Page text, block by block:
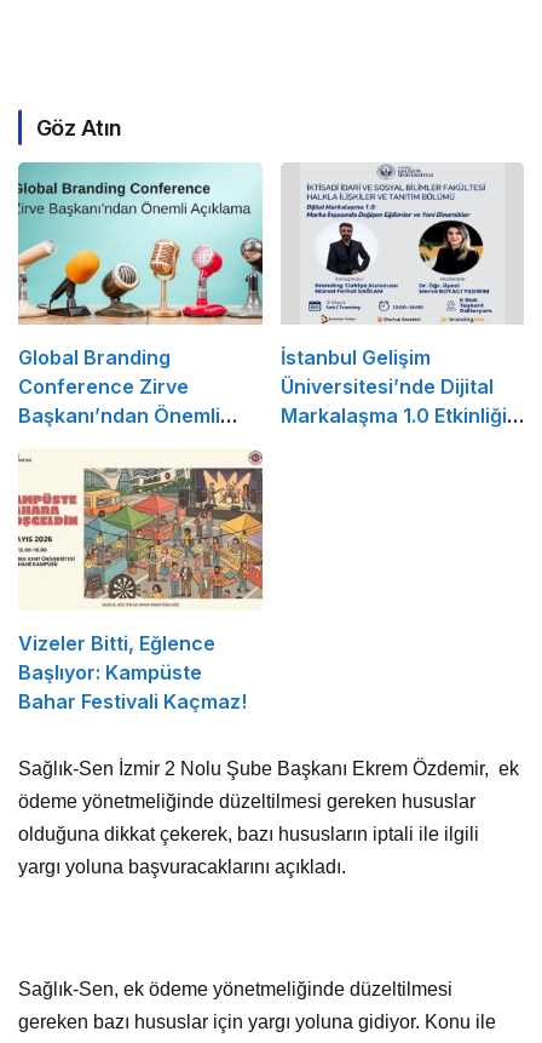
Göz Atın
Global Branding
Conference Zirve
Başkanı’ndan Önemli
Açıklama
İstanbul Gelişim
Üniversitesi’nde Dijital
Markalaşma 1.0 Etkinliği
Vizeler Bitti, Eğlence
Başlıyor: Kampüste
Bahar Festivali Kaçmaz!
Sağlık-Sen İzmir 2 Nolu Şube Başkanı Ekrem Özdemir, ek
ödeme yönetmeliğinde düzeltilmesi gereken hususlar
olduğuna dikkat çekerek, bazı hususların iptali ile ilgili
yargı yoluna başvuracaklarını açıkladı.
Sağlık-Sen, ek ödeme yönetmeliğinde düzeltilmesi
gereken bazı hususlar için yargı yoluna gidiyor. Konu ile